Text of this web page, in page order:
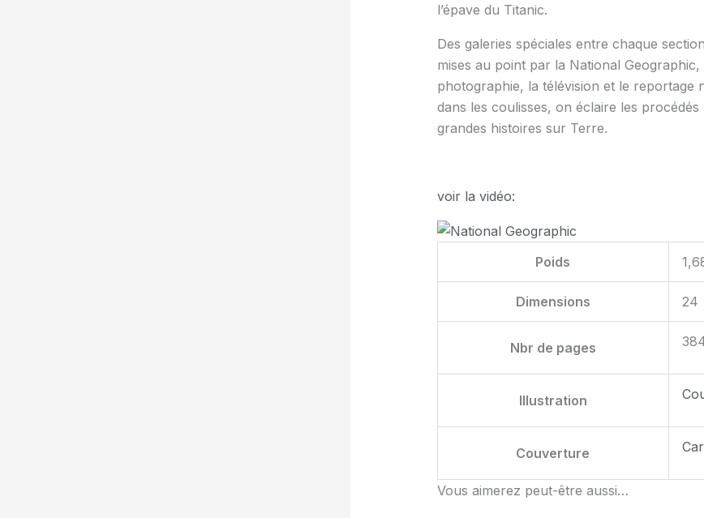
l’épave du Titanic.
Des galeries spéciales entre chaque
mises au point par la National
photographie, la télévision et le reportage
dans les coulisses, on éclaire les
grandes histoires sur Terre.
voir la vidéo:
Poids
Dimensions 24
Nbr de pages
Illustration
Couverture
Vous aimerez peut-être aussi…